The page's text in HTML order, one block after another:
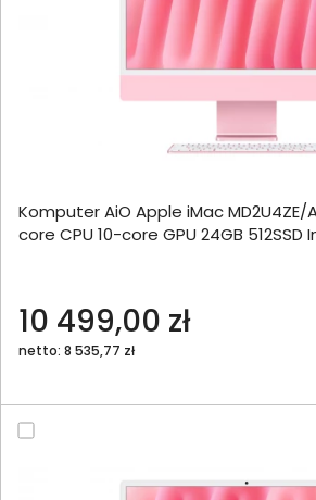
Komputer AiO Apple iMac MD2U4ZE/
core CPU 10-core GPU 24GB 512SSD
10 499,00 zł
netto: 8 535,77 zł